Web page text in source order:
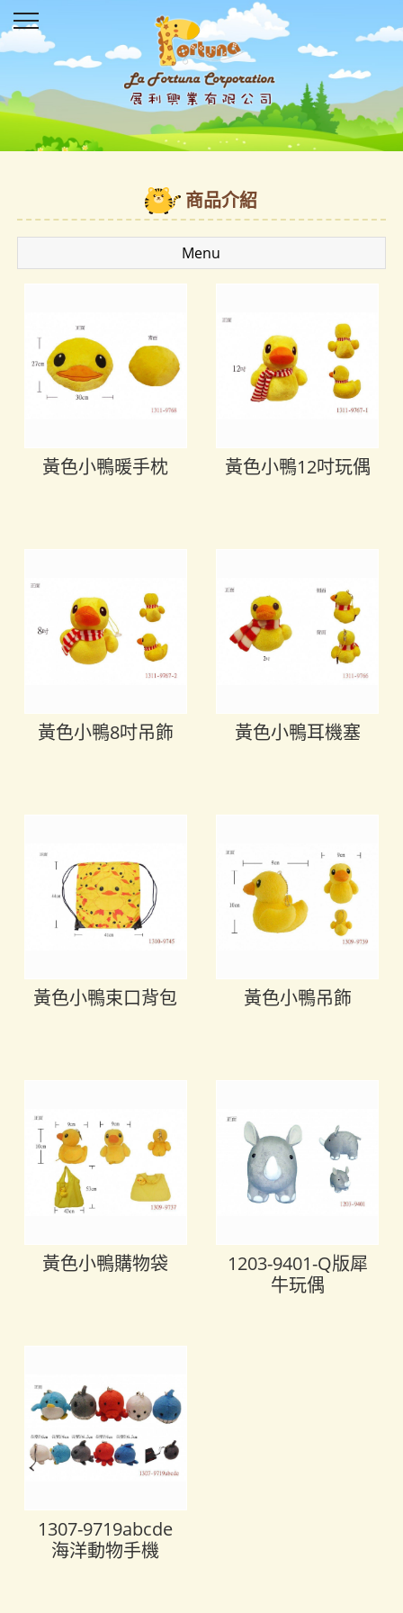
商品介紹
Menu
黃色小鴨暖手枕 黃色小鴨12吋玩偶
黃色小鴨8吋吊飾 黃色小鴨耳機塞
黃色小鴨束口背包 黃色小鴨吊飾
黃色小鴨購物袋
1203-9401-Q版犀
牛玩偶
1307-9719abcde
海洋動物手機